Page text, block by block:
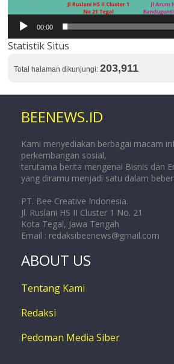
00:00
Statistik Situs
Total halaman dikunjungi:203,911
BEENEWS.ID
Kami menyediakan berbagai macam
perkembangan sosial,
terutama berita mengenai Bisnis dan
yang diramu menjadi satu dalam
PT. Bee Creative Indonesia.
Jl. Ruslani HS II Cluster 1 No. 21
Kota Tegal, Jawa Tengah
Email : redaksibeenews@gmail.com
ABOUT US
Tentang Kami
Redaksi
Pedoman Media Siber